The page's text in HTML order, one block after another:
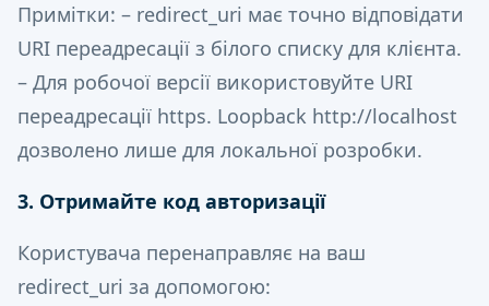
Примітки: – redirect_uri має точно відповідати
URI переадресації з білого списку для клієнта.
– Для робочої версії використовуйте URI
переадресації https. Loopback http://localhost
дозволено лише для локальної розробки.
3. Отримайте код авторизації
Користувача перенаправляє на ваш
redirect_uri за допомогою: